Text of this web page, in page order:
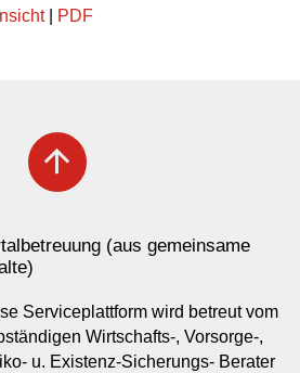
| PDF
arrow_upward
(aus gemeinsame
Serviceplattform wird betreut vom
Wirtschafts-, Vorsorge-,
u. Existenz-Sicherungs- Berater